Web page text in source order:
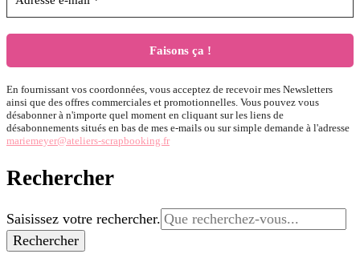
En fournissant vos coordonnées, vous acceptez de recevoir mes Newsletters
ainsi que des offres commerciales et promotionnelles. Vous pouvez vous
désabonner à n'importe quel moment en cliquant sur les liens de
désabonnements situés en bas de mes e-mails ou sur simple demande à l'adresse
mariemeyer@ateliers-scrapbooking.fr
Rechercher
Vous
recherchiez
quelque
Saisissez votre rechercher.